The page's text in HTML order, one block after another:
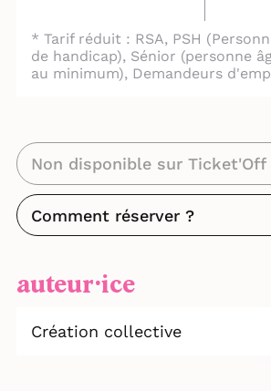
* Tarif réduit : RSA, PSH
de handicap), Sénior (personne
au minimum), Demandeurs
Non disponible sur Ticket'Off
Comment réserver ?
auteur⸱ice
Création collective